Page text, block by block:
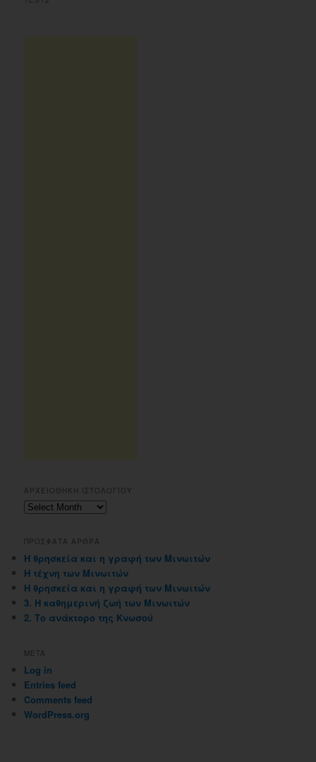
ΑΡΧΕΙΟΘΗΚΗ ΙΣΤΟΛΟΓΙΟΥ
Αρχειοθηκη
ΠΡΟΣΦΑΤΑ ΑΡΘΡΑ
Η θρησκεία και η γραφή των Μινωιτών
Η τέχνη των Μινωιτών
Η θρησκεία και η γραφή των Μινωιτών
3. Η καθημερινή ζωή των Μινωιτών
2. Το ανάκτορο της Κνωσού
META
Log in
Entries feed
Comments feed
WordPress.org